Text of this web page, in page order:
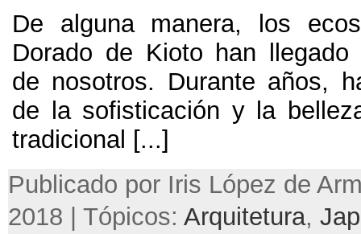
De alguna manera,
los
Dorado de Kioto han llegado
de nosotros. Durante años,
de la sofisticación y la
tradicional [...]
Publicado por Iris López de
2018 | Tópicos: Arquitetura,